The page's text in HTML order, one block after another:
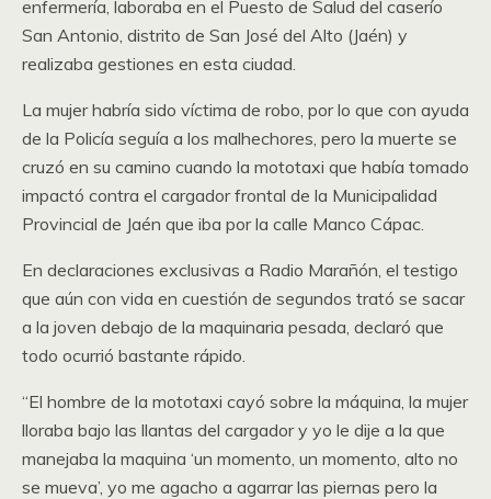
enfermería, laboraba en el Puesto de Salud del caserío
San Antonio, distrito de San José del Alto (Jaén) y
realizaba gestiones en esta ciudad.
La mujer habría sido víctima de robo, por lo que con ayuda
de la Policía seguía a los malhechores, pero la muerte se
cruzó en su camino cuando la mototaxi que había tomado
impactó contra el cargador frontal de la Municipalidad
Provincial de Jaén que iba por la calle Manco Cápac.
En declaraciones exclusivas a Radio Marañón, el testigo
que aún con vida en cuestión de segundos trató se sacar
a la joven debajo de la maquinaria pesada, declaró que
todo ocurrió bastante rápido.
“El hombre de la mototaxi cayó sobre la máquina, la mujer
lloraba bajo las llantas del cargador y yo le dije a la que
manejaba la maquina ‘un momento, un momento, alto no
se mueva’, yo me agacho a agarrar las piernas pero la